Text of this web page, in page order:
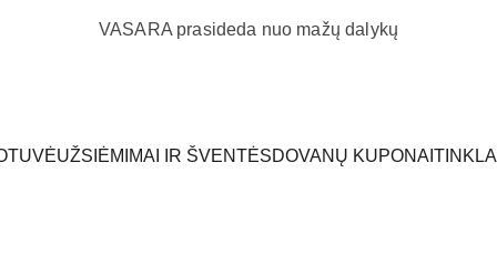
VASARA prasideda nuo mažų dalykų
UŽSIĖMIMAI IR ŠVENTĖSDOVANŲ KUPONAI